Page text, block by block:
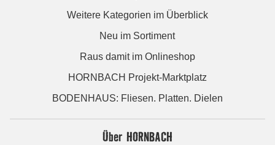
Weitere Kategorien im Überblick
Neu im Sortiment
Raus damit im Onlineshop
HORNBACH Projekt-Marktplatz
BODENHAUS: Fliesen. Platten. Dielen
Über HORNBACH